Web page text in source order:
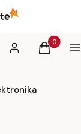
Zaloguj sięProdukty
Koszyk